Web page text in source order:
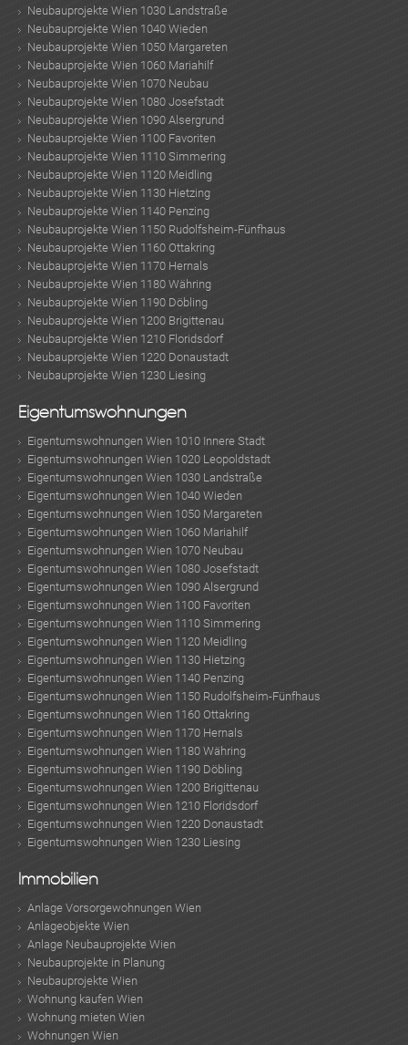
ok am t in
Neubauprojekte Wien 1030 Landstraße
Neubauprojekte Wien 1040 Wieden
Neubauprojekte Wien 1050 Margareten
Neubauprojekte Wien 1060 Mariahilf
Neubauprojekte Wien 1070 Neubau
Neubauprojekte Wien 1080 Josefstadt
Neubauprojekte Wien 1090 Alsergrund
Neubauprojekte Wien 1100 Favoriten
Neubauprojekte Wien 1110 Simmering
Neubauprojekte Wien 1120 Meidling
Neubauprojekte Wien 1130 Hietzing
Neubauprojekte Wien 1140 Penzing
Neubauprojekte Wien 1150 Rudolfsheim-Fünfhaus
Neubauprojekte Wien 1160 Ottakring
Neubauprojekte Wien 1170 Hernals
Neubauprojekte Wien 1180 Währing
Neubauprojekte Wien 1190 Döbling
Neubauprojekte Wien 1200 Brigittenau
Neubauprojekte Wien 1210 Floridsdorf
Neubauprojekte Wien 1220 Donaustadt
Neubauprojekte Wien 1230 Liesing
Eigentumswohnungen
Eigentumswohnungen Wien 1010 Innere Stadt
Eigentumswohnungen Wien 1020 Leopoldstadt
Eigentumswohnungen Wien 1030 Landstraße
Eigentumswohnungen Wien 1040 Wieden
Eigentumswohnungen Wien 1050 Margareten
Eigentumswohnungen Wien 1060 Mariahilf
Eigentumswohnungen Wien 1070 Neubau
Eigentumswohnungen Wien 1080 Josefstadt
Eigentumswohnungen Wien 1090 Alsergrund
Eigentumswohnungen Wien 1100 Favoriten
Eigentumswohnungen Wien 1110 Simmering
Eigentumswohnungen Wien 1120 Meidling
Eigentumswohnungen Wien 1130 Hietzing
Eigentumswohnungen Wien 1140 Penzing
Eigentumswohnungen Wien 1150 Rudolfsheim-Fünfhaus
Eigentumswohnungen Wien 1160 Ottakring
Eigentumswohnungen Wien 1170 Hernals
Eigentumswohnungen Wien 1180 Währing
Eigentumswohnungen Wien 1190 Döbling
Eigentumswohnungen Wien 1200 Brigittenau
Eigentumswohnungen Wien 1210 Floridsdorf
Eigentumswohnungen Wien 1220 Donaustadt
Eigentumswohnungen Wien 1230 Liesing
Immobilien
Anlage Vorsorgewohnungen Wien
Anlageobjekte Wien
Anlage Neubauprojekte Wien
Neubauprojekte in Planung
Neubauprojekte Wien
Wohnung kaufen Wien
Wohnung mieten Wien
Wohnungen Wien